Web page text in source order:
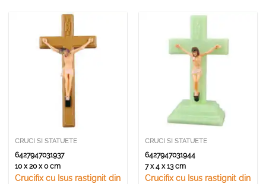
CRUCI SI STATUETE
6427947031937
10 x 20 x 0 cm
Crucifix cu Isus rastignit din
CRUCI SI STATUETE
6427947031944
7 x 4 x 13 cm
Crucifix cu Isus rastignit din